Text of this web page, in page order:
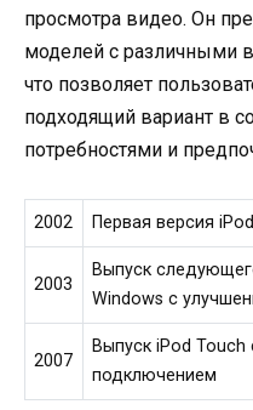
просмотра видео. Он
моделей с различными
что позволяет
подходящий вариант в
потребностями и
2002 Первая версия
2003
Выпуск
Windows с
2007
Выпуск iPod
подключением